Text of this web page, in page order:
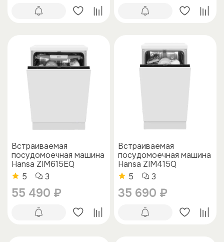
Встраиваемая
посудомоечная машина
Hansa ZIM615EQ
5
3
55 490 ₽
Встраиваемая
посудомоечная машина
Hansa ZIM415Q
5
3
35 690 ₽